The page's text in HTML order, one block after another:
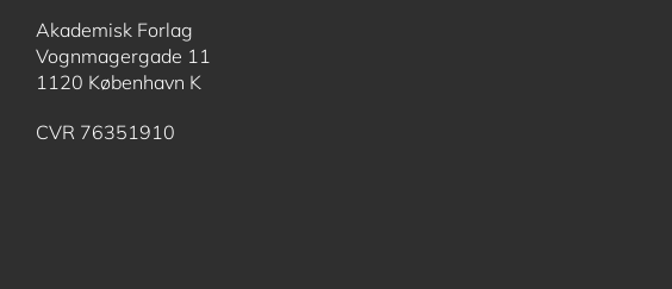
Akademisk Forlag
Vognmagergade 11
1120 København K
CVR 76351910